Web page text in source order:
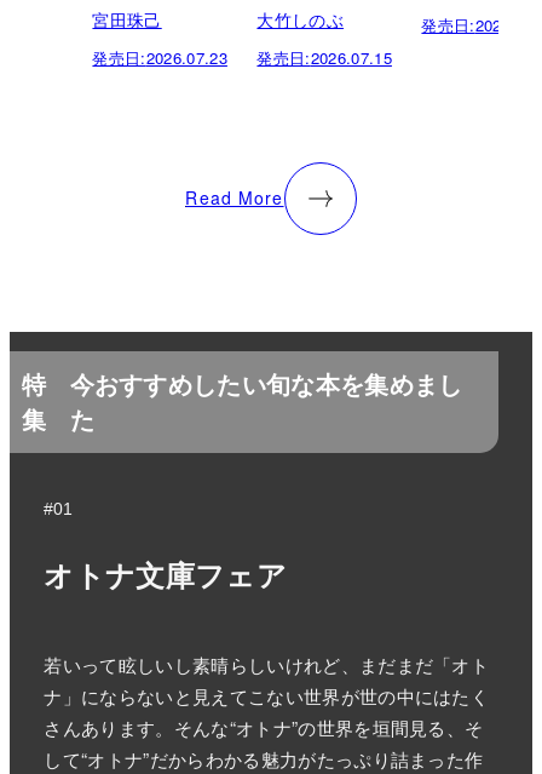
宮田珠己
発売日:2026.07.23
大竹しのぶ
発売日:2026.07.15
発売日:
Read More
特
集
今おすすめしたい旬な本を集めまし
た
#01
オトナ文庫フェア
若いって眩しいし素晴らしいけれど、まだまだ「オト
ナ」にならないと見えてこない世界が世の中にはたく
さんあります。そんな“オトナ”の世界を垣間見る、そ
して“オトナ”だからわかる魅力がたっぷり詰まった作